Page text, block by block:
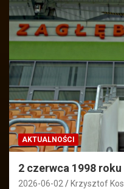
AKTUALNOŚCI
2 czerwca 1998
2026-06-02 Krzysztof